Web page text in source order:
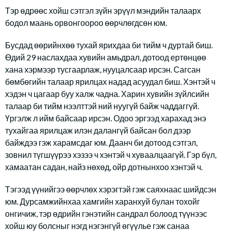
Тэр өдрөөс хойш сэтгэл зүйн эрүүл мэндийн талаарх
бодол маань орвонгоороо өөрчлөгдсөн юм.
Бусдад өөрийнхөө тухай ярихдаа би тийм ч дуртай биш.
Өдий 29 наслахдаа хувийн амьдрал, дотоод ертөнцөө
хана хэрмээр тусгаарлаж, нууцалсаар ирсэн. Сагсан
бөмбөгийн талаар ярилцах надад асуудал биш. Хэнтэй ч
хэдэн ч цагаар буу халж чадна. Харин хувийн зүйлсийн
талаар би тийм нээлттэй ний нуугүй байж чаддаггүй.
Үргэлж л ийм байсаар ирсэн. Одоо эргээд харахад энэ
тухайгаа ярилцаж илэн далангүй байсан бол дээр
байждээ гэж харамсдаг юм. Даанч би дотоод сэтгэл,
зовнил түгшүүрээ хэзээ ч хэнтэй ч хуваалцаагүй. Гэр бүл,
хамаатан садан, найз нөхөд, ойр дотнынхоо хэнтэй ч.
Тэгээд үүнийгээ өөрчлөх хэрэгтэй гэж саяхнаас шийдсэн
юм. Дурсамжийнхаа хамгийн харанхуй булан тохойг
онгичиж, тэр өдрийн гэнэтийн сандрал болоод түүнээс
хойш юу болсныг нэгд нэгэнгүй өгүүлье гэж санаа